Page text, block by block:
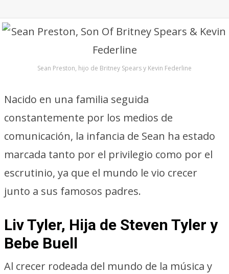
Sean Preston, hijo de Britney Spears y Kevin Federline
Nacido en una familia seguida
constantemente por los medios de
comunicación, la infancia de Sean ha estado
marcada tanto por el privilegio como por el
escrutinio, ya que el mundo le vio crecer
junto a sus famosos padres.
Liv Tyler, Hija de Steven Tyler y
Bebe Buell
Al crecer rodeada del mundo de la música y